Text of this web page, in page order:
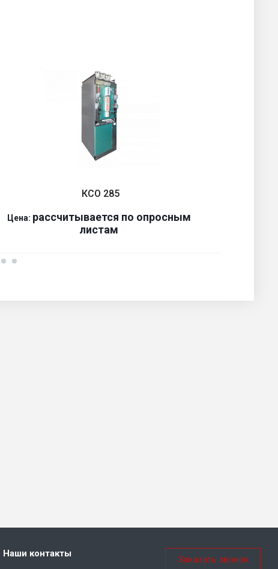
КСО 285
Цена: рассчитывается по опросным
листам
Наши контакты
Заказать звонок